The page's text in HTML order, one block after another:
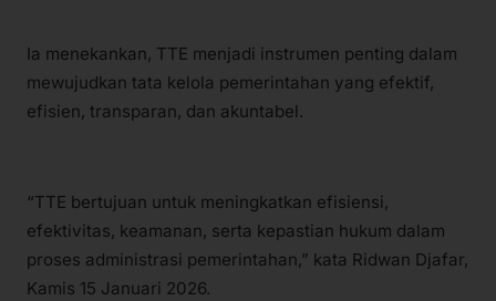
Ia menekankan, TTE menjadi instrumen penting dalam
mewujudkan tata kelola pemerintahan yang efektif,
efisien, transparan, dan akuntabel.
“TTE bertujuan untuk meningkatkan efisiensi,
efektivitas, keamanan, serta kepastian hukum dalam
proses administrasi pemerintahan,” kata Ridwan Djafar,
Kamis 15 Januari 2026.